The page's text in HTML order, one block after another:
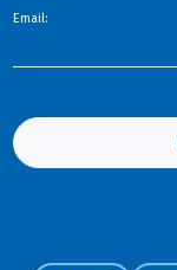
Email: